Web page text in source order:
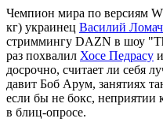
Чемпион мира по версиям
кг) украинец Василий
стриммингу DAZN в шоу
раз похвалил Хосе Педрасу
досрочно, считает ли себя
давит Боб Арум, занятиях
если бы не бокс, неприятии
в блиц-опросе.